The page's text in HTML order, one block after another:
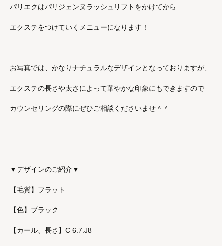
パリエクはパリジェンヌラッシュリフトをかけてから
エクステをつけていくメニューになります！
お写真では、かなりナチュラルなデザインとなっておりますが、
エクステの長さや太さによって華やかな印象にもできますので
カウンセリングの際にぜひご相談くださいませ＾＾
▼デザインのご紹介▼
【毛質】フラット
【色】ブラック
【カール、長さ】C 6.7.J8